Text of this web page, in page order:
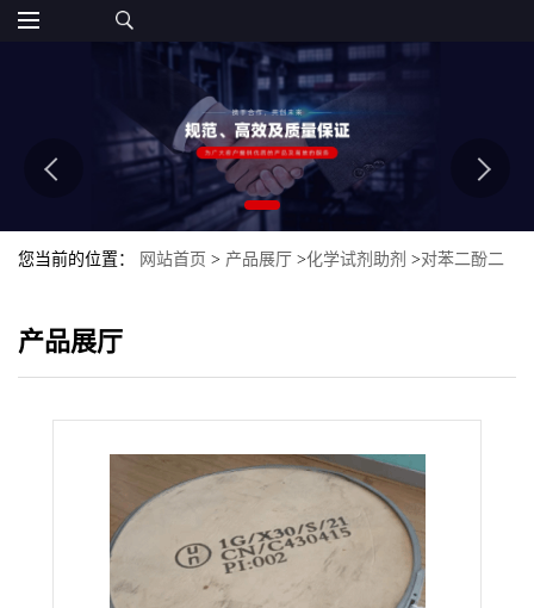
您当前的位置： 网站首页 > 产品展厅 >化学试剂助剂 >对苯二酚二
产品展厅